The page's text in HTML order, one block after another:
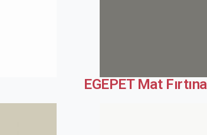
EGEPET Mat